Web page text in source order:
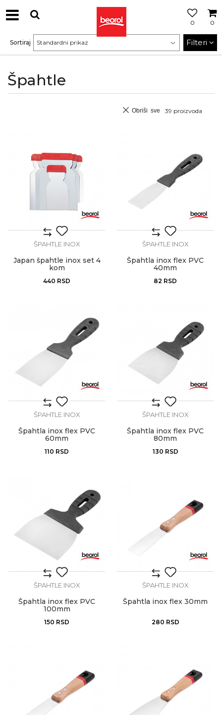
0
0
Špahtle
Sortiraj Filteri
39 proizvoda
Obriši sve
ŠPAHTLE INOX
Japan špahtle inox set 4
kom
440 RSD
ŠPAHTLE INOX
Špahtla inox flex PVC
40mm
82 RSD
ŠPAHTLE INOX
Špahtla inox flex PVC
60mm
110 RSD
ŠPAHTLE INOX
Špahtla inox flex PVC
80mm
130 RSD
ŠPAHTLE INOX
Špahtla inox flex PVC
100mm
150 RSD
ŠPAHTLE INOX
Špahtla inox flex 30mm
280 RSD